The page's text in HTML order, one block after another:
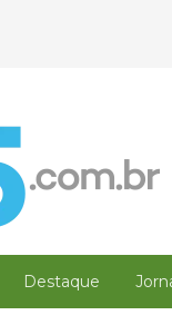
Destaque